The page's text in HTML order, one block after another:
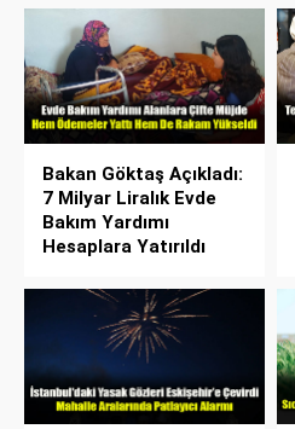
Bakan Göktaş Açıkladı:
7 Milyar Liralık Evde
Bakım Yardımı
Hesaplara Yatırıldı